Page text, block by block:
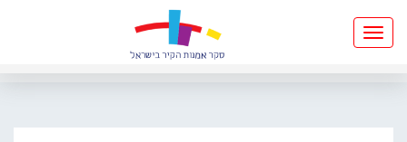
Toggle
navigation